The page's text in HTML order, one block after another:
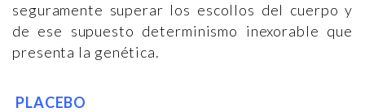
seguramente superar los escollos del cuerpo y
de ese supuesto determinismo inexorable que
presenta la genética.
PLACEBO